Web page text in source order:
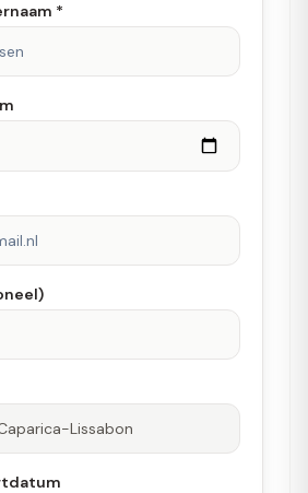
Echt een plek die je bijblijft ❤️
*